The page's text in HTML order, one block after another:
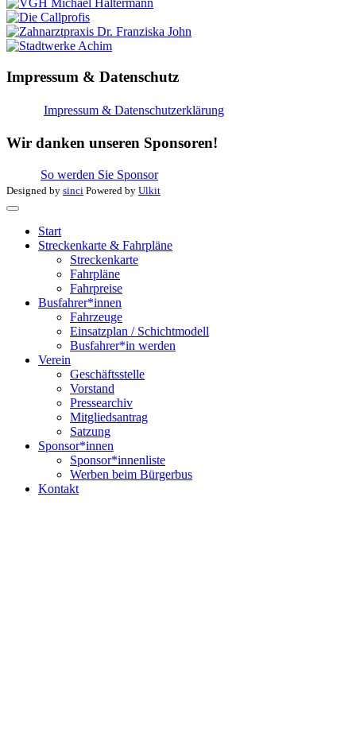
Impressum & Datenschutz
Impressum & Datenschutzerklärung
Wir danken unseren Sponsoren!
So werden Sie Sponsor
Designed by sinci Powered by Ulkit
Start
Streckenkarte & Fahrpläne
Streckenkarte
Fahrpläne
Fahrpreise
Busfahrer*innen
Fahrzeuge
Einsatzplan / Schichtmodell
Busfahrer*in werden
Verein
Geschäftsstelle
Vorstand
Pressearchiv
Mitgliedsantrag
Satzung
Sponsor*innen
Sponsor*innenliste
Werben beim Bürgerbus
Kontakt